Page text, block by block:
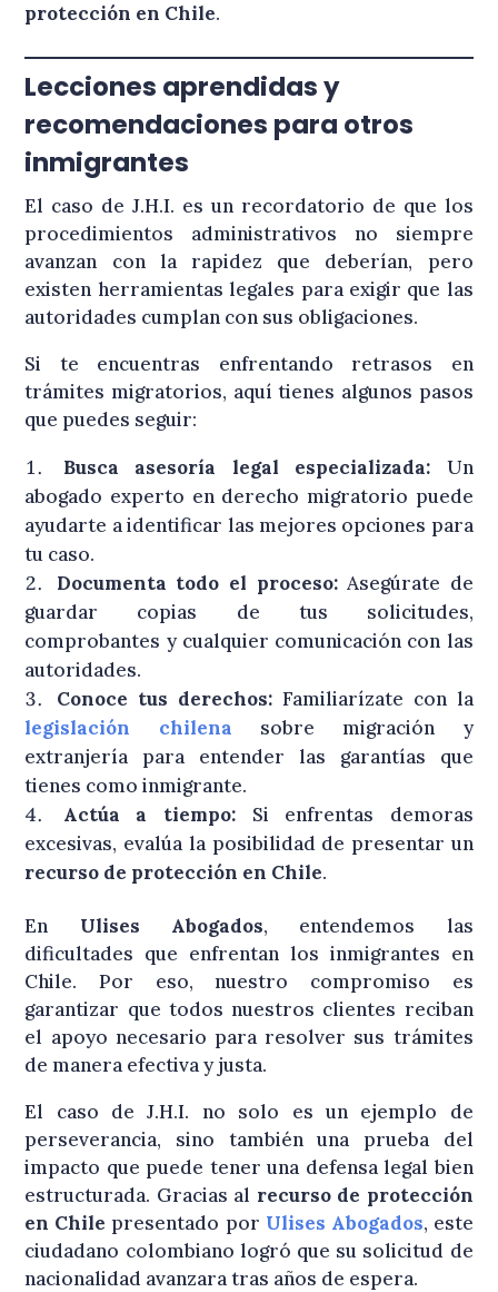
protección en Chile.
Lecciones aprendidas y
recomendaciones para otros
inmigrantes
El caso de J.H.I. es un recordatorio de que los
procedimientos administrativos no siempre
avanzan con la rapidez que deberían, pero
existen herramientas legales para exigir que las
autoridades cumplan con sus obligaciones.
Si te encuentras enfrentando retrasos en
trámites migratorios, aquí tienes algunos pasos
que puedes seguir:
Busca asesoría legal especializada: Un
abogado experto en derecho migratorio puede
ayudarte a identificar las mejores opciones para
tu caso.
Documenta todo el proceso:Asegúrate de
guardar copias de tus solicitudes,
comprobantes y cualquier comunicación con las
autoridades.
Conoce tus derechos: Familiarízate con la
legislación chilena sobre migración y
extranjería para entender las garantías que
tienes como inmigrante.
Actúa a tiempo: Si enfrentas demoras
excesivas, evalúa la posibilidad de presentar un
recurso de protección en Chile.
En Ulises Abogados, entendemos las
dificultades que enfrentan los inmigrantes en
Chile. Por eso, nuestro compromiso es
garantizar que todos nuestros clientes reciban
el apoyo necesario para resolver sus trámites
de manera efectiva y justa.
El caso de J.H.I. no solo es un ejemplo de
perseverancia, sino también una prueba del
impacto que puede tener una defensa legal bien
estructurada. Gracias al recurso de protección
en Chile presentado por Ulises Abogados, este
ciudadano colombiano logró que su solicitud de
nacionalidad avanzara tras años de espera.